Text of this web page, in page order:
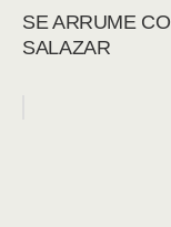
SE ARRUME
SALAZAR